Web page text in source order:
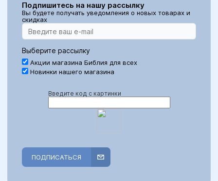
Подпишитесь на нашу рассылку
Вы будете получать уведомления о новых товарах и
скидках
Выберите рассылку
Акции магазина Библия для всех
Новинки нашего магазина
Введите код с картинки
ПОДПИСАТЬСЯ